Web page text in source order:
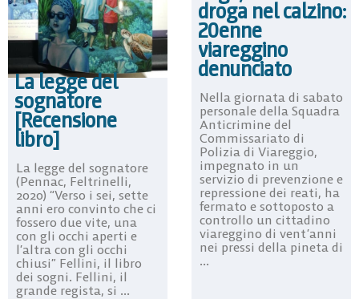
La legge del
sognatore
[Recensione
libro]
La legge del sognatore
(Pennac, Feltrinelli,
2020) “Verso i sei, sette
anni ero convinto che ci
fossero due vite, una
con gli occhi aperti e
l’altra con gli occhi
chiusi” Fellini, il libro
dei sogni. Fellini, il
grande regista, si ...
droga nel calzino:
20enne
viareggino
denunciato
Nella giornata di sabato
personale della Squadra
Anticrimine del
Commissariato di
Polizia di Viareggio,
impegnato in un
servizio di prevenzione e
repressione dei reati, ha
fermato e sottoposto a
controllo un cittadino
viareggino di vent’anni
nei pressi della pineta di
...